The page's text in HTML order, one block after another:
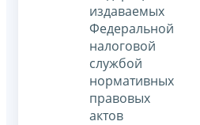
издаваемых
Федеральной
налоговой
службой
нормативных
правовых
актов